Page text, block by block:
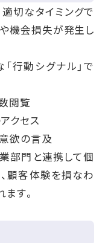
切なタイミングで
機会損失が発生し
行動シグナル」で
閲覧
クセス
欲の言及
部門と連携して個
顧客体験を損なわ
す。